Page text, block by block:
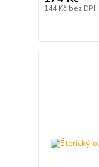
144 Kč bez DPH